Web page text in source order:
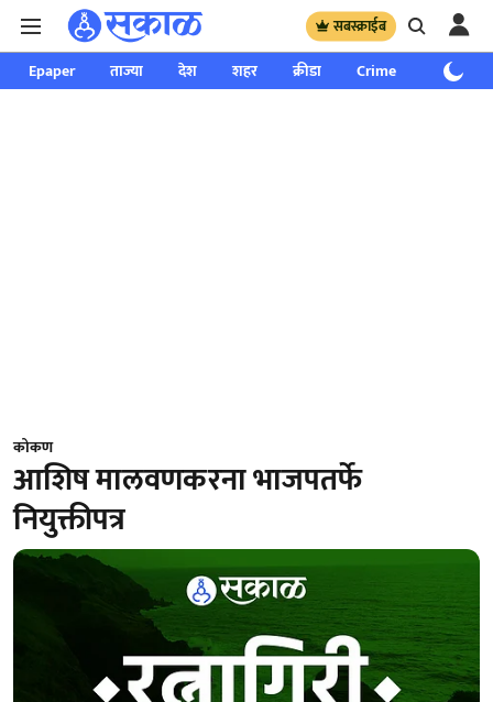
सबस्क्राईब
Epaper ताज्या देश शहर क्रीडा Crime साप्ताहिक
कोकण
आशिष मालवणकरना भाजपतर्फे
नियुक्तीपत्र